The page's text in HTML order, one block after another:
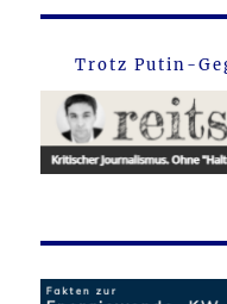
Trotz Putin-